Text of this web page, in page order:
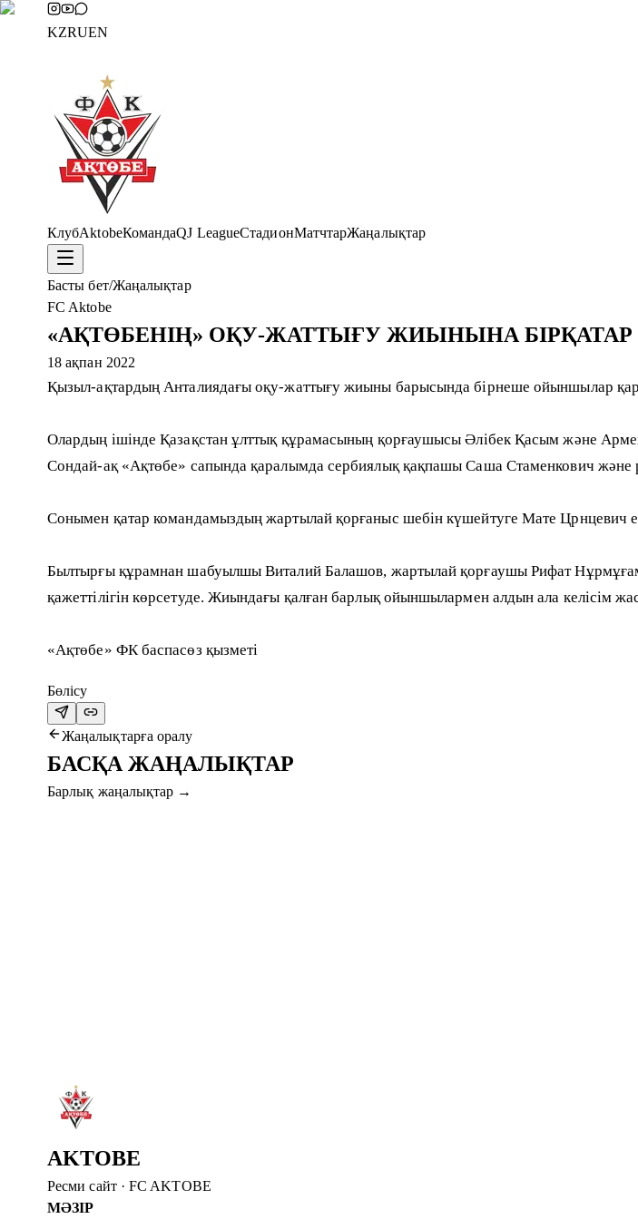
KZRUEN
КлубAktobeКомандаQJ LeagueСтадионМатчтарЖаңалықтар
Басты бет/Жаңалықтар
FC Aktobe
«АҚТӨБЕНІҢ» ОҚУ-ЖАТТЫҒУ ЖИЫНЫНА
18 ақпан 2022
Қызыл-ақтардың Анталиядағы оқу-жаттығу жиыны барысында бірнеше ойыншылар
Олардың ішінде Қазақстан ұлттық құрамасының қорғаушысы Әлібек Қасым және
Сондай-ақ «Ақтөбе» сапында қаралымда сербиялық қақпашы Саша Стаменкович және
Сонымен қатар командамыздың жартылай қорғаныс шебін күшейтуге Мате Црнцевич
Былтырғы құрамнан шабуылшы Виталий Балашов, жартылай қорғаушы Рифат
қажеттілігін көрсетуде. Жиындағы қалған барлық ойыншылармен алдын ала келісім
«Ақтөбе» ФК баспасөз қызметі
Бөлісу
Жаңалықтарға оралу
БАСҚА ЖАҢАЛЫҚТАР
Барлық жаңалықтар →
Толығырақ
AKTOBE
Ресми сайт·FC AKTOBE
МӘЗІР